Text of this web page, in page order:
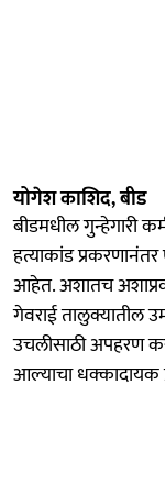
योगेश काशिद, बीड
बीडमधील गुन्हेगारी
हत्याकांड
आहेत. अशातच
गेवराई तालुक्यातील
उचलीसाठी अपहरण
आल्याचा धक्कादायक